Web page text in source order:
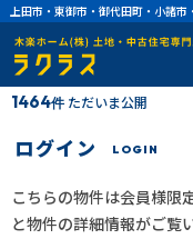
上田市・東御市・御代田町・小諸市
1464件ただいま公開
ログイン LOGIN
こちらの物件は会員様限
と物件の詳細情報がご覧